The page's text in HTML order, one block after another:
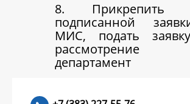
8. Прикрепить
подписанной
МИС, подать
департамент